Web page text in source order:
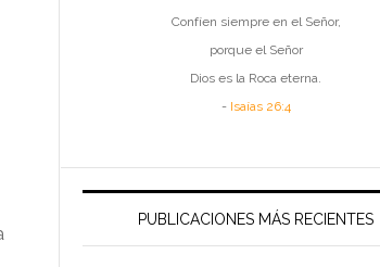
Confíen siempre en el Señor,
porque el Señor
Dios es la Roca eterna.
- Isaías 26:4
PUBLICACIONES MÁS RECIENTES